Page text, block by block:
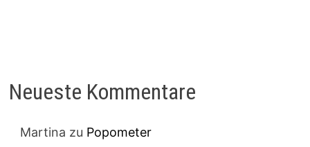
Neueste Kommentare
Martina zu Popometer